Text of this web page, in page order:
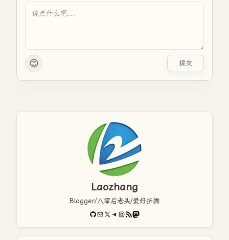
😊 提交
Laozhang
Blogger/八零后老头/爱好折腾
GitHub
电子邮件X Telegram
Instagram
RSS FeedMastodon